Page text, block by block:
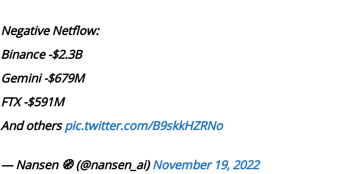
Negative Netflow:
Binance -$2.3B
Gemini -$679M
FTX -$591M
And otherspic.twitter.com/B9skkHZRNo
— Nansen 🧭 (@nansen_ai)November 19, 2022